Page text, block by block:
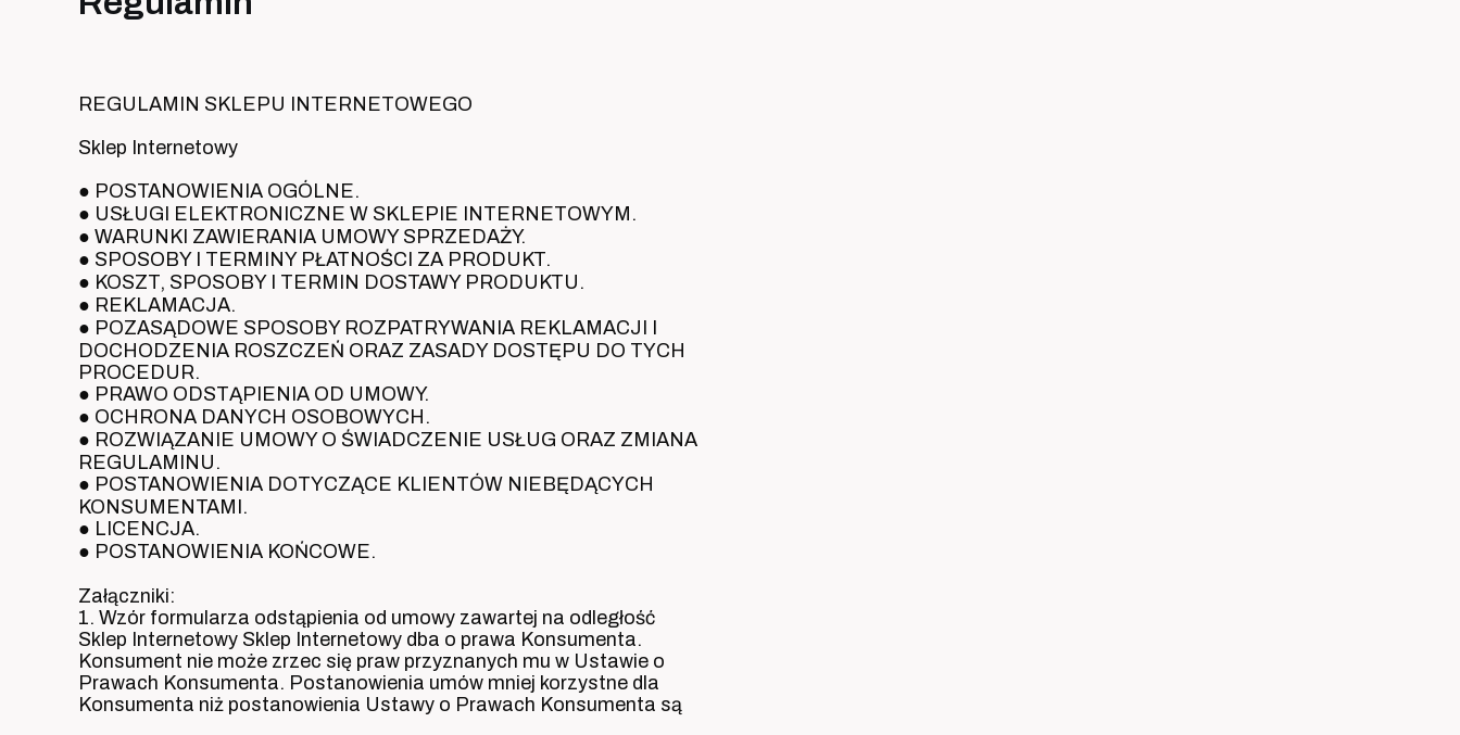
REGULAMIN SKLEPU INTERNETOWEGO
Sklep Internetowy
● POSTANOWIENIA OGÓLNE.
● USŁUGI ELEKTRONICZNE W SKLEPIE INTERNETOWYM.
● WARUNKI ZAWIERANIA UMOWY SPRZEDAŻY.
● SPOSOBY I TERMINY PŁATNOŚCI ZA PRODUKT.
● KOSZT, SPOSOBY I TERMIN DOSTAWY PRODUKTU.
● REKLAMACJA.
● POZASĄDOWE SPOSOBY ROZPATRYWANIA REKLAMACJI I
DOCHODZENIA ROSZCZEŃ ORAZ ZASADY DOSTĘPU DO TYCH
PROCEDUR.
● PRAWO ODSTĄPIENIA OD UMOWY.
● OCHRONA DANYCH OSOBOWYCH.
● ROZWIĄZANIE UMOWY O ŚWIADCZENIE USŁUG ORAZ ZMIANA
REGULAMINU.
● POSTANOWIENIA DOTYCZĄCE KLIENTÓW NIEBĘDĄCYCH
KONSUMENTAMI.
● LICENCJA.
● POSTANOWIENIA KOŃCOWE.
Załączniki:
1. Wzór formularza odstąpienia od umowy zawartej na odległość
Sklep Internetowy Sklep Internetowy dba o prawa Konsumenta.
Konsument nie może zrzec się praw przyznanych mu w Ustawie o
Prawach Konsumenta. Postanowienia umów mniej korzystne dla
Konsumenta niż postanowienia Ustawy o Prawach Konsumenta są